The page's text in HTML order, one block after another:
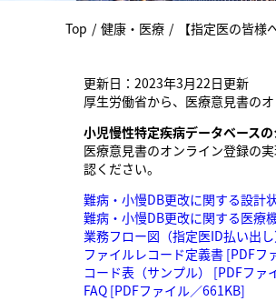
Top / 健康・医療 / 【指定医の皆
更新日：2023年3月22日更新
厚生労働省から、医療意見書の
小児慢性特定疾病データベース
医療意見書のオンライン登録の
認ください。
難病・小慢DB更改に関する設計
難病・小慢DB更改に関する医療
業務フロー図（指定医ID払い出
ファイルレコード定義書 [PDFフ
コード表（サンプル） [PDFファ
FAQ [PDFファイル／661KB]